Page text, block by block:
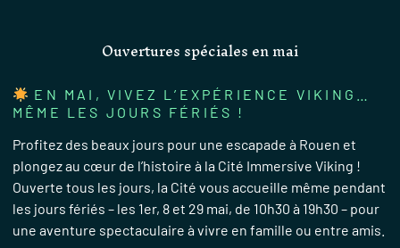
Ouvertures spéciales en mai
EN MAI, VIVEZ L’EXPÉRIENCE VIKING…
MÊME LES JOURS FÉRIÉS !
Profitez des beaux jours pour une escapade à Rouen et
plongez au cœur de l’histoire à la Cité Immersive Viking !
Ouverte tous les jours, la Cité vous accueille même pendant
les jours fériés – les 1er, 8 et 29 mai, de 10h30 à 19h30 – pour
une aventure spectaculaire à vivre en famille ou entre amis.